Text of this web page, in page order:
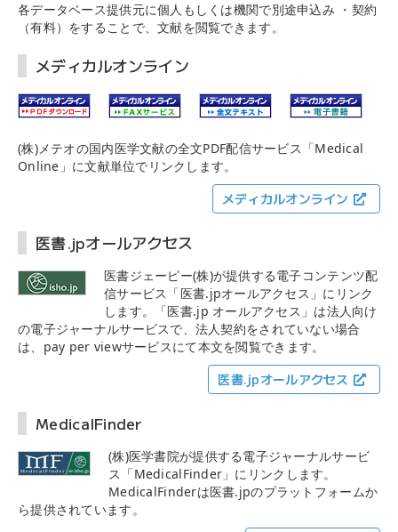
各データベース提供元に個人もしくは機関で別途申込み ・契約
（有料）をすることで、文献を閲覧できます。
メディカルオンライン
(株)メテオの国内医学文献の全文PDF配信サービス「Medical
Online」に文献単位でリンクします。
メディカルオンライン
医書.jpオールアクセス
医書ジェーピー(株)が提供する電子コンテンツ配
信サービス「医書.jpオールアクセス」にリンク
します。「医書.jp オールアクセス」は法人向け
の電子ジャーナルサービスで、法人契約をされていない場合
は、pay per viewサービスにて本文を閲覧できます。
医書.jpオールアクセス
MedicalFinder
(株)医学書院が提供する電子ジャーナルサービ
ス「MedicalFinder」にリンクします。
MedicalFinderは医書.jpのプラットフォームか
ら提供されています。